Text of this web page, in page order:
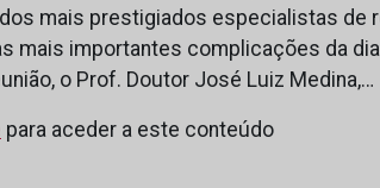
mais prestigiados especialistas de
mais importantes complicações da
o Prof. Doutor José Luiz Medina,…
para aceder a este conteúdo